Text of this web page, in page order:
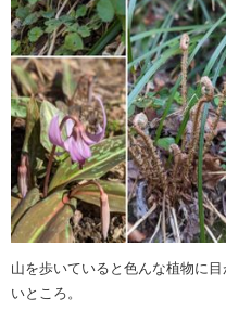
山を歩いていると色んな植物に
いところ。